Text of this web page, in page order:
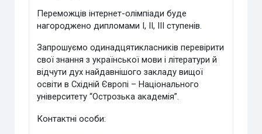
Переможців інтернет-олімпіади буде
нагороджено дипломами І, ІІ, ІІІ ступенів.
Запрошуємо одинадцятикласників перевірити
свої знання з української мови і літератури й
відчути дух найдавнішого закладу вищої
освіти в Східній Європі – Національного
університету “Острозька академія”.
Контактні особи: